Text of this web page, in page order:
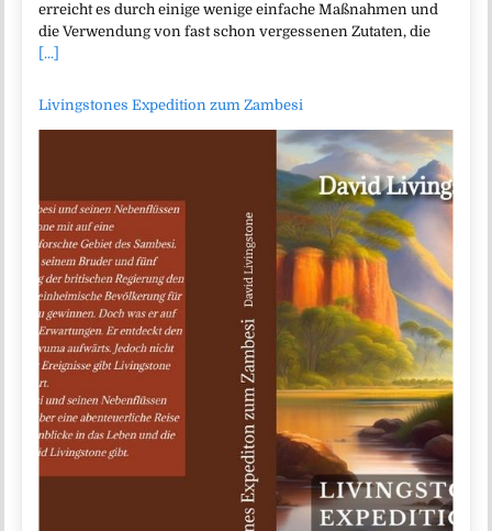
erreicht es durch einige wenige einfache Maßnahmen und
die Verwendung von fast schon vergessenen Zutaten, die
[...]
Livingstones Expedition zum Zambesi